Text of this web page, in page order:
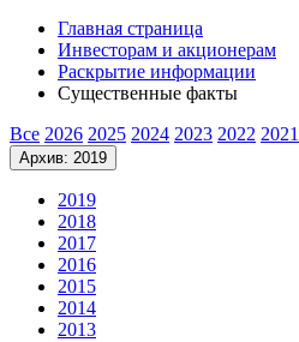
Главная страница
Инвесторам и акционерам
Раскрытие информации
Существенные факты
Все 2026 2025 2024 2023 2022 2021
Архив: 2019
2019
2018
2017
2016
2015
2014
2013